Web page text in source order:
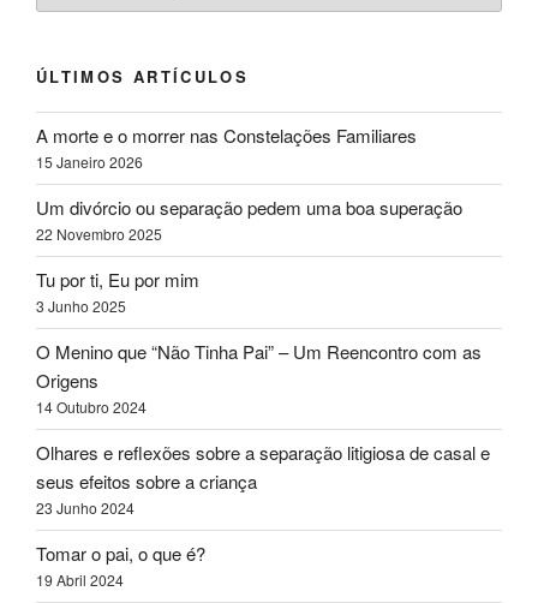
ÚLTIMOS ARTÍCULOS
A morte e o morrer nas Constelações Familiares
15 Janeiro 2026
Um divórcio ou separação pedem uma boa superação
22 Novembro 2025
Tu por ti, Eu por mim
3 Junho 2025
O Menino que “Não Tinha Pai” – Um Reencontro com as
Origens
14 Outubro 2024
Olhares e reflexões sobre a separação litigiosa de casal e
seus efeitos sobre a criança
23 Junho 2024
Tomar o pai, o que é?
19 Abril 2024